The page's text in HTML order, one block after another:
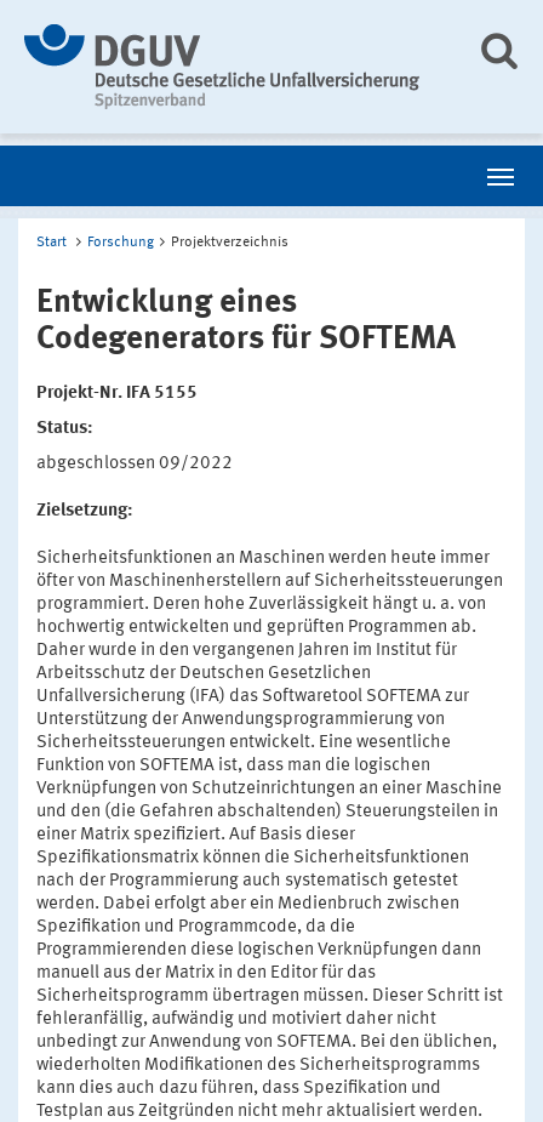
Start Forschung Projektverzeichnis
Entwicklung eines
Codegenerators für SOFTEMA
Projekt-Nr. IFA 5155
Status:
abgeschlossen 09/2022
Zielsetzung:
Sicherheitsfunktionen an Maschinen werden heute immer
öfter von Maschinenherstellern auf Sicherheitssteuerungen
programmiert. Deren hohe Zuverlässigkeit hängt u. a. von
hochwertig entwickelten und geprüften Programmen ab.
Daher wurde in den vergangenen Jahren im Institut für
Arbeitsschutz der Deutschen Gesetzlichen
Unfallversicherung (IFA) das Softwaretool SOFTEMA zur
Unterstützung der Anwendungsprogrammierung von
Sicherheitssteuerungen entwickelt. Eine wesentliche
Funktion von SOFTEMA ist, dass man die logischen
Verknüpfungen von Schutzeinrichtungen an einer Maschine
und den (die Gefahren abschaltenden) Steuerungsteilen in
einer Matrix spezifiziert. Auf Basis dieser
Spezifikationsmatrix können die Sicherheitsfunktionen
nach der Programmierung auch systematisch getestet
werden. Dabei erfolgt aber ein Medienbruch zwischen
Spezifikation und Programmcode, da die
Programmierenden diese logischen Verknüpfungen dann
manuell aus der Matrix in den Editor für das
Sicherheitsprogramm übertragen müssen. Dieser Schritt ist
fehleranfällig, aufwändig und motiviert daher nicht
unbedingt zur Anwendung von SOFTEMA. Bei den üblichen,
wiederholten Modifikationen des Sicherheitsprogramms
kann dies auch dazu führen, dass Spezifikation und
Testplan aus Zeitgründen nicht mehr aktualisiert werden.